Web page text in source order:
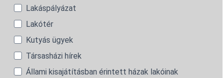
Lakáspályázat
Lakótér
Kutyás ügyek
Társasházi hírek
Állami kisajátításban érintett házak lakóinak